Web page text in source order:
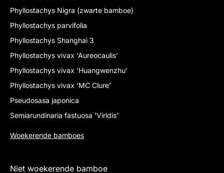
Phyllostachys Nigra (zwarte bamboe)
Phyllostachys parvifolia
Phyllostachys Shanghai 3
Phyllostachys vivax ‘Aureocaulis’
Phyllostachys vivax ‘Huangwenzhu’
Phyllostachys vivax ‘MC Clure’
Pseudosasa japonica
Semiarundinaria fastuosa ‘Viridis’
Woekerende bamboes
Niet woekerende bamboe